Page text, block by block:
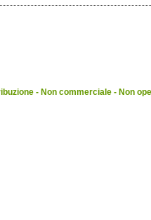
- Non commerciale - Non